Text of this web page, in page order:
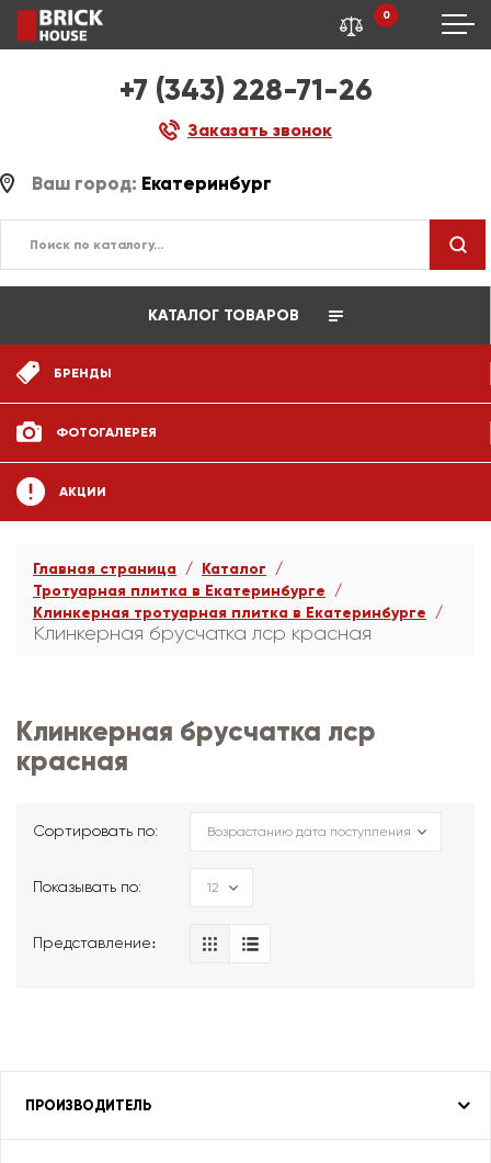
+7 (343) 228-71-26
Заказать звонок
0
Ваш город: Екатеринбург
КАТАЛОГ ТОВАРОВ
БРЕНДЫ
ФОТОГАЛЕРЕЯ
АКЦИИ
Главная страница
Каталог
Тротуарная плитка в Екатеринбурге
Клинкерная тротуарная плитка в Екатеринбурге
Клинкерная брусчатка лср красная
Клинкерная брусчатка лср
красная
Сортировать по:
Показывать по:
Представление։
ПРОИЗВОДИТЕЛЬ